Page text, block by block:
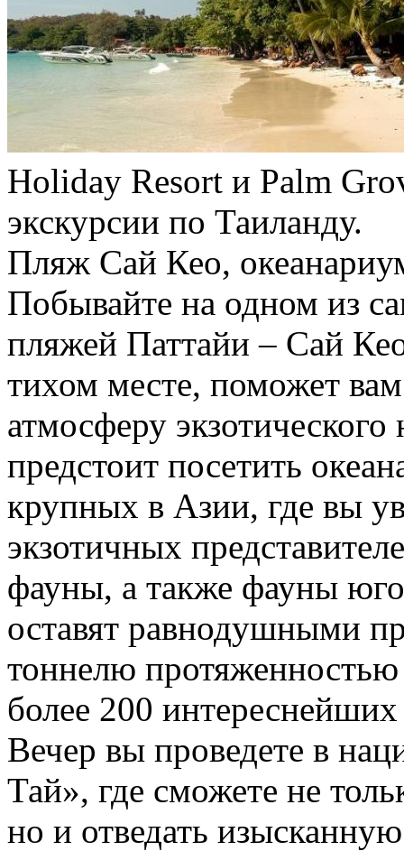
Holiday Resort и Palm
экскурсии по Таиланду.
Пляж Сай Кео,
Побывайте на одном из
пляжей Паттайи – Сай
тихом месте, поможет
атмосферу
предстоит посетить
крупных в Азии, где вы
экзотичных
фауны, а также фауны
оставят равнодушными
тоннелю
более 200
Вечер вы проведете в
Тай», где сможете не
но и отведать